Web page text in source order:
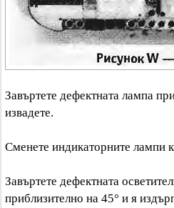
Завъртете дефектната лампа
извадете.
Сменете индикаторните лампи
Завъртете дефектната
приблизително на 45° и я